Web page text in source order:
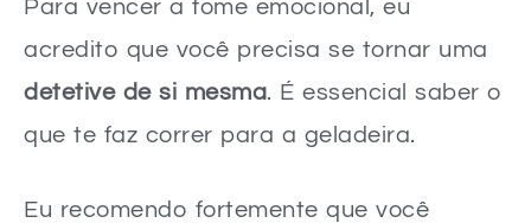
Para vencer a fome emocional, eu
acredito que você precisa se tornar uma
detetive de si mesma. É essencial saber o
que te faz correr para a geladeira.
Eu recomendo fortemente que você